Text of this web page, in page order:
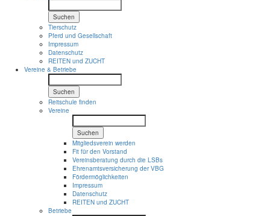
Suchen
Tierschutz
Pferd und Gesellschaft
Impressum
Datenschutz
REITEN und ZUCHT
Vereine & Betriebe
Suchen
Reitschule finden
Vereine
Suchen
Mitgliedsverein werden
Fit für den Vorstand
Vereinsberatung durch die LSBs
Ehrenamtsversicherung der VBG
Fördermöglichkeiten
Impressum
Datenschutz
REITEN und ZUCHT
Betriebe